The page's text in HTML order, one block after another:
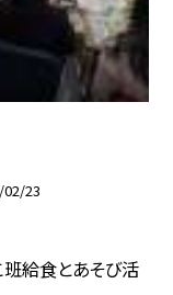
23
班給食とあそび活